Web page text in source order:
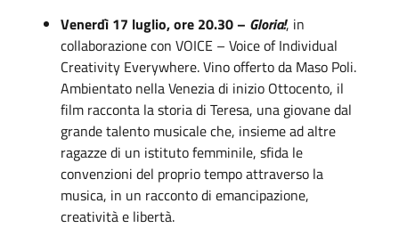
Venerdì 17 luglio, ore 20.30 – Gloria!, in
collaborazione con VOICE – Voice of Individual
Creativity Everywhere. Vino offerto da Maso Poli.
Ambientato nella Venezia di inizio Ottocento, il
film racconta la storia di Teresa, una giovane dal
grande talento musicale che, insieme ad altre
ragazze di un istituto femminile, sfida le
convenzioni del proprio tempo attraverso la
musica, in un racconto di emancipazione,
creatività e libertà.